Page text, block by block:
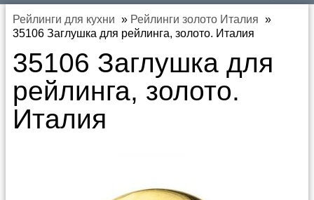
Рейлинги для кухни » Рейлинги золото Италия »
35106 Заглушка для рейлинга, золото. Италия
35106 Заглушка для
рейлинга, золото.
Италия